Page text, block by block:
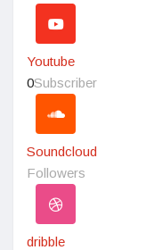
Youtube
0Subscriber
Soundcloud
Followers
dribble